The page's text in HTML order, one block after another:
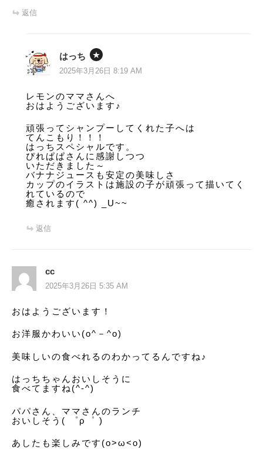
返信
はっち
2025年3月26日 8:19 AM
レモンのママさんへ
おはようございます♪
頑張ってシャンプーしてくれた子へは
てんこもり！！！
はっちスペシャルです。
ぴれぱぱさんに感謝しつつ
いただきました～
バナナジュースも安定の美味しさ
カップのイラストは施設の子が頑張って描いてく
れているので
癒されます( ^^) _U~~
返信
cc
2025年3月26日 5:35 AM
おはようございます！
お洋服かわいい(o^－^o)
美味しいの食べれるのわかってるんですね♪
はっちちゃんおいしそうに
食べてますね(^-^)
パパさん、ママさんのランチ
おいしそう( ゜ρ゜ )
あしたも楽しみです(o>ω<o)